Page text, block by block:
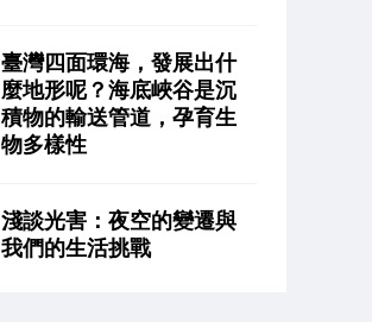
臺灣四面環海，發展出什
麼地形呢？海底峽谷是沉
積物的輸送管道，孕育生
物多樣性
淺談光害：夜空的變遷與
我們的生活挑戰